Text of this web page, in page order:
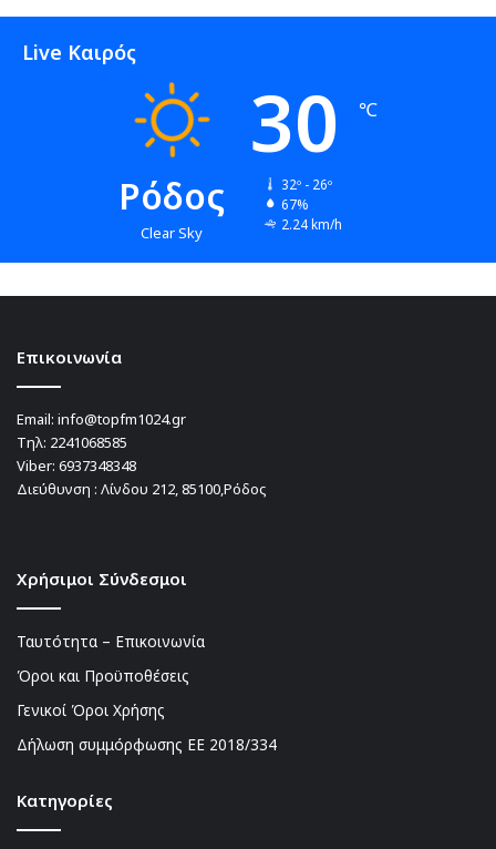
Live Καιρός
Ρόδος
Clear Sky
30 ℃
32º - 26º
67%
2.24 km/h
Επικοινωνία
Email: info@topfm1024.gr
Τηλ: 2241068585
Viber: 6937348348
Διεύθυνση : Λίνδου 212, 85100,Ρόδος
Χρήσιμοι Σύνδεσμοι
Ταυτότητα – Επικοινωνία
Όροι και Προϋποθέσεις
Γενικοί Όροι Χρήσης
Δήλωση συμμόρφωσης ΕΕ 2018/334
Kατηγορίες